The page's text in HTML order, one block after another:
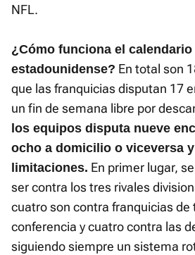
NFL.
¿Cómo funciona el
estadounidense? En total son
que las franquicias disputan 17
un fin de semana libre por
los equipos disputa nueve
ocho a domicilio o viceversa
limitaciones. En primer lugar,
ser contra los tres rivales
cuatro son contra franquicias de
conferencia y cuatro contra las
siguiendo siempre un sistema